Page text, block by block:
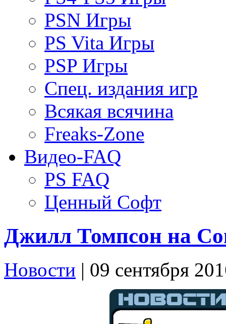
PSN Игры
PS Vita Игры
PSP Игры
Спец. издания игр
Всякая всячина
Freaks-Zone
Видео-FAQ
PS FAQ
Ценный Софт
Джилл Томпсон на
Новости | 09 сентября